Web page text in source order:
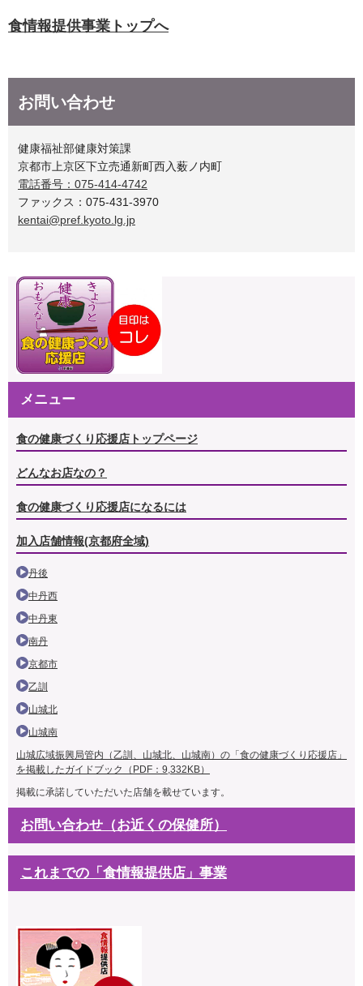
食情報提供事業トップへ
お問い合わせ
健康福祉部健康対策課
京都市上京区下立売通新町西入薮ノ内町
電話番号：075-414-4742
ファックス：075-431-3970
kentai@pref.kyoto.lg.jp
メニュー
食の健康づくり応援店トップページ
どんなお店なの？
食の健康づくり応援店になるには
加入店舗情報(京都府全域)
丹後
中丹西
中丹東
南丹
京都市
乙訓
山城北
山城南
山城広域振興局管内（乙訓、山城北、山城南）の「食の健康づくり応援店」
を掲載したガイドブック（PDF：9,332KB）
掲載に承諾していただいた店舗を載せています。
お問い合わせ（お近くの保健所）
これまでの「食情報提供店」事業